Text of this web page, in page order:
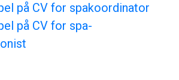
på CV for spakoordinator
på CV for spa-